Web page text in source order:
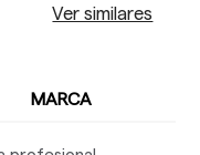
Ver similares
MARCA